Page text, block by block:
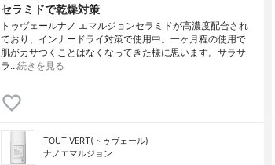
セラミドで乾燥対策
トゥヴェールナノ エマルジョンセラミドが高濃度配合され
ており、インナードライ対策で使用中。一ヶ月程の使用で
肌がカサつくことはなくなってきた様に思います。サラサ
ラ…続きを見る
TOUT VERT(トゥヴェール)
ナノエマルジョン